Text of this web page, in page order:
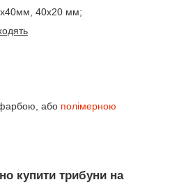
40х20 мм;
або полімерною
купити трибуни на